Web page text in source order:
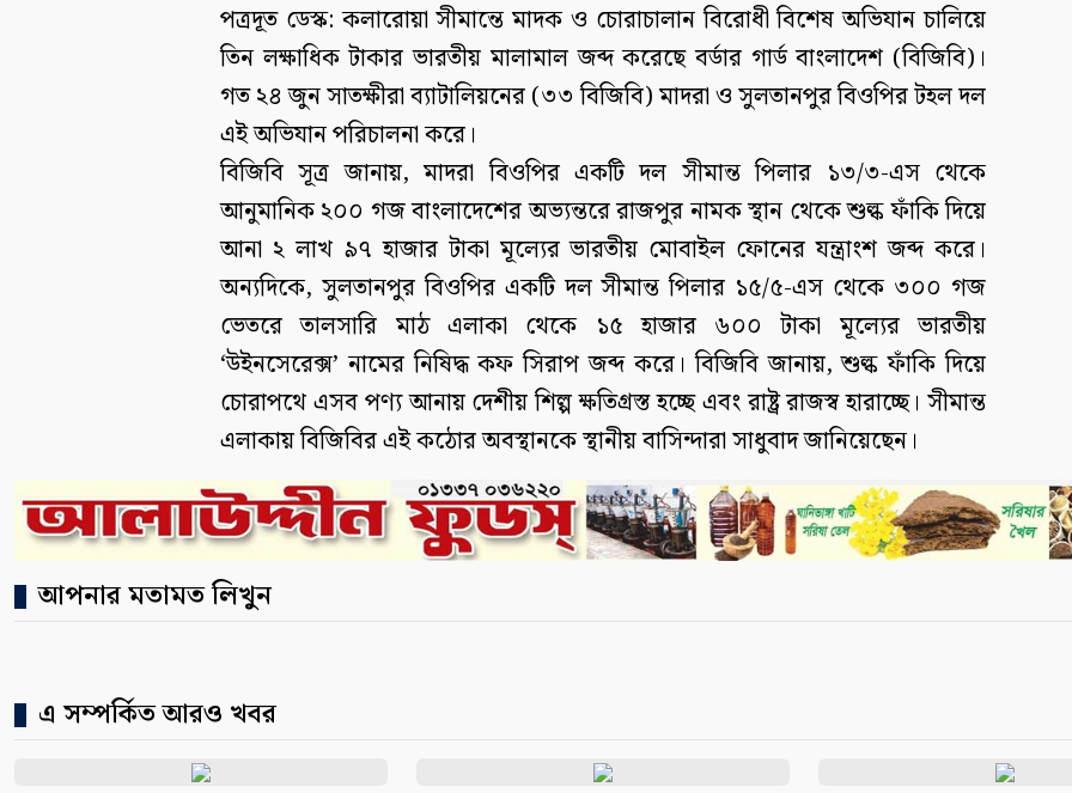
পত্রদূত ডেস্ক: কলারোয়া সীমান্তে মাদক ও চোরাচালান বিরোধী বিশেষ অভিযান চালিয়ে
তিন লক্ষাধিক টাকার ভারতীয় মালামাল জব্দ করেছে বর্ডার গার্ড বাংলাদেশ (বিজিবি)।
গত ২৪ জুন সাতক্ষীরা ব্যাটালিয়নের (৩৩ বিজিবি) মাদরা ও সুলতানপুর বিওপির টহল দল
এই অভিযান পরিচালনা করে।
বিজিবি সূত্র জানায়, মাদরা বিওপির একটি দল সীমান্ত পিলার ১৩/৩-এস থেকে
আনুমানিক ২০০ গজ বাংলাদেশের অভ্যন্তরে রাজপুর নামক স্থান থেকে শুল্ক ফাঁকি দিয়ে
আনা ২ লাখ ৯৭ হাজার টাকা মূল্যের ভারতীয় মোবাইল ফোনের যন্ত্রাংশ জব্দ করে।
অন্যদিকে, সুলতানপুর বিওপির একটি দল সীমান্ত পিলার ১৫/৫-এস থেকে ৩০০ গজ
ভেতরে তালসারি মাঠ এলাকা থেকে ১৫ হাজার ৬০০ টাকা মূল্যের ভারতীয়
‘উইনসেরেক্স’ নামের নিষিদ্ধ কফ সিরাপ জব্দ করে। বিজিবি জানায়, শুল্ক ফাঁকি দিয়ে
চোরাপথে এসব পণ্য আনায় দেশীয় শিল্প ক্ষতিগ্রস্ত হচ্ছে এবং রাষ্ট্র রাজস্ব হারাচ্ছে। সীমান্ত
এলাকায় বিজিবির এই কঠোর অবস্থানকে স্থানীয় বাসিন্দারা সাধুবাদ জানিয়েছেন।
আপনার মতামত লিখুন
এ সম্পর্কিত আরও খবর